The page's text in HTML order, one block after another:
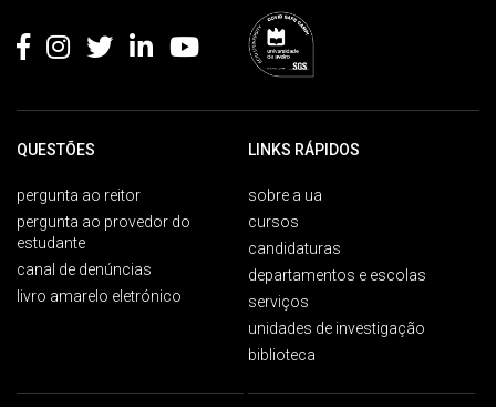
QUESTÕES
pergunta ao reitor
pergunta ao provedor do
estudante
canal de denúncias
livro amarelo eletrónico
LINKS RÁPIDOS
sobre a ua
cursos
candidaturas
departamentos e escolas
serviços
unidades de investigação
biblioteca